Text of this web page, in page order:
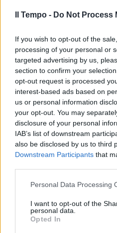
Il Tempo - Do Not Process
If you wish to opt-out of the
processing of your personal or
targeted advertising by us,
section to confirm your
opt-out request is processed
interest-based ads based on
us or personal information
your opt-out. You may
disclosure of your personal
IAB’s list of downstream
also be disclosed by us to third
Downstream Participants that
Personal Data Processing
I want to opt-out of the
personal data.
Opted In
In evidenza